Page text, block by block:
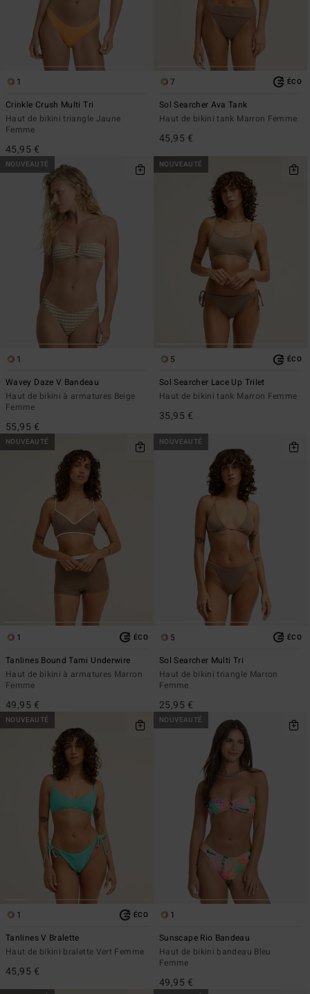
1
Crinkle Crush Multi Tri
Haut de bikini triangle Jaune
Femme
45,95 €
7 ÉCO
Sol Searcher Ava Tank
Haut de bikini tank Marron Femme
45,95 €
NOUVEAUTÉ
1
Wavey Daze V Bandeau
Haut de bikini à armatures Beige
Femme
55,95 €
NOUVEAUTÉ
5 ÉCO
Sol Searcher Lace Up Trilet
Haut de bikini tank Marron Femme
35,95 €
NOUVEAUTÉ
1 ÉCO
Tanlines Bound Tami Underwire
Haut de bikini à armatures Marron
Femme
49,95 €
NOUVEAUTÉ
5 ÉCO
Sol Searcher Multi Tri
Haut de bikini triangle Marron
Femme
25,95 €
NOUVEAUTÉ
1 ÉCO
Tanlines V Bralette
Haut de bikini bralette Vert Femme
45,95 €
NOUVEAUTÉ
1
Sunscape Rio Bandeau
Haut de bikini bandeau Bleu
Femme
49,95 €